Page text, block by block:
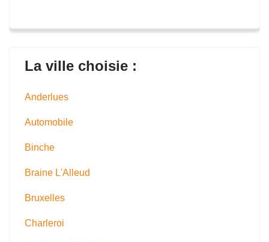
La ville choisie :
Anderlues
Automobile
Binche
Braine L'Alleud
Bruxelles
Charleroi